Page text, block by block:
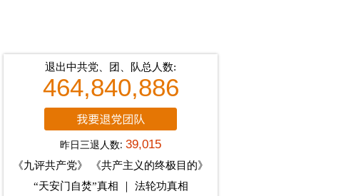
退出中共党、团、队总人数:
464,840,886
昨日三退人数:39,015
《九评共产党》
《共产主义的终极目的》
“天安门自焚”真相
法轮功真相